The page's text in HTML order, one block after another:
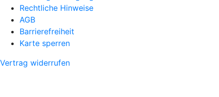
Rechtliche Hinweise
AGB
Barrierefreiheit
Karte sperren
Vertrag widerrufen